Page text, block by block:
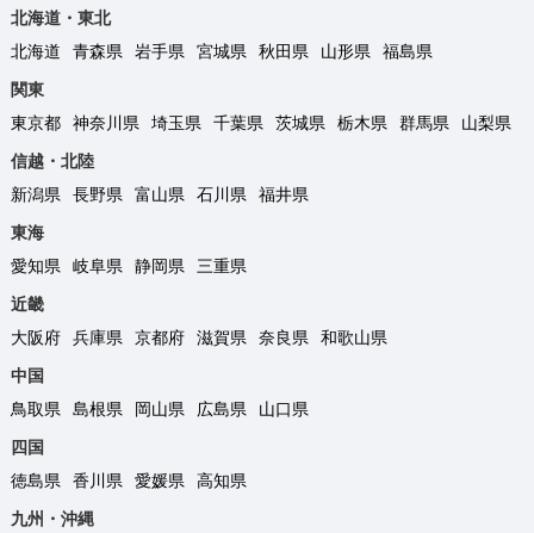
北海道・東北
北海道
青森県 岩手県 宮城県 秋田県 山形県
福島県
関東
東京都
神奈川県 埼玉県 千葉県 茨城県 栃木県 群馬県
山梨県
信越・北陸
新潟県
長野県 富山県 石川県
福井県
東海
愛知県
岐阜県 静岡県
三重県
近畿
大阪府
兵庫県 京都府 滋賀県 奈良県
和歌山県
中国
鳥取県
島根県 岡山県 広島県
山口県
四国
徳島県
香川県 愛媛県
高知県
九州・沖縄